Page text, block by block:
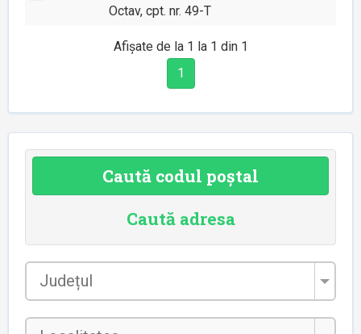
Octav, cpt. nr. 49-T
Afișate de la 1 la 1 din 1
1
Caută codul poștal
Caută adresa
Județul
Localitatea